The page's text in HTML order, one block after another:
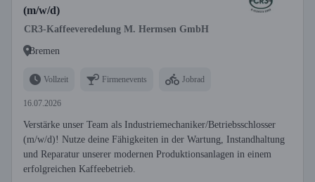
(m/w/d)
CR3-Kaffeeveredelung M. Hermsen GmbH
Bremen
Vollzeit Firmenevents Jobrad
16.07.2026
Verstärke unser Team als Industriemechaniker/Betriebsschlosser
(m/w/d)! Nutze deine Fähigkeiten in der Wartung, Instandhaltung
und Reparatur unserer modernen Produktionsanlagen in einem
erfolgreichen Kaffeebetrieb.